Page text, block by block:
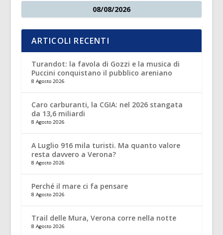
08/08/2026
ARTICOLI RECENTI
Turandot: la favola di Gozzi e la musica di
Puccini conquistano il pubblico areniano
8 Agosto 2026
Caro carburanti, la CGIA: nel 2026 stangata
da 13,6 miliardi
8 Agosto 2026
A Luglio 916 mila turisti. Ma quanto valore
resta davvero a Verona?
8 Agosto 2026
Perché il mare ci fa pensare
8 Agosto 2026
Trail delle Mura, Verona corre nella notte
8 Agosto 2026